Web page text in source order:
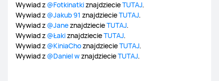
Wywiad z @FotkinatkiznajdziecieTUTAJ.
Wywiad z @Jakub 91 znajdziecieTUTAJ.
Wywiad z @JaneznajdziecieTUTAJ.
Wywiad z @ŁakiznajdziecieTUTAJ.
Wywiad z @KiniaChoznajdziecieTUTAJ.
Wywiad z @Daniel wznajdziecieTUTAJ.